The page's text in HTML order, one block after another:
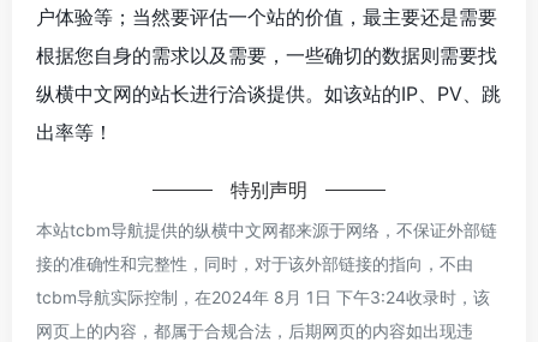
户体验等；当然要评估一个站的价值，最主要还是需要
根据您自身的需求以及需要，一些确切的数据则需要找
纵横中文网的站长进行洽谈提供。如该站的IP、PV、跳
出率等！
特别声明
本站tcbm导航提供的纵横中文网都来源于网络，不保证外部链
接的准确性和完整性，同时，对于该外部链接的指向，不由
tcbm导航实际控制，在2024年 8月 1日 下午3:24收录时，该
网页上的内容，都属于合规合法，后期网页的内容如出现违